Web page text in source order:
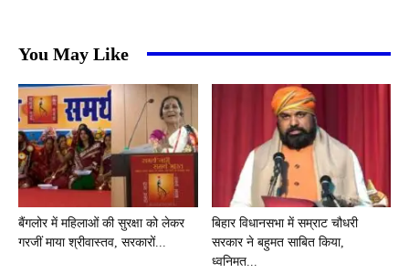
You May Like
बैंगलोर में महिलाओं की सुरक्षा को लेकर
गरजीं माया श्रीवास्तव, सरकारों...
बिहार विधानसभा में सम्राट चौधरी
सरकार ने बहुमत साबित किया,
ध्वनिमत...